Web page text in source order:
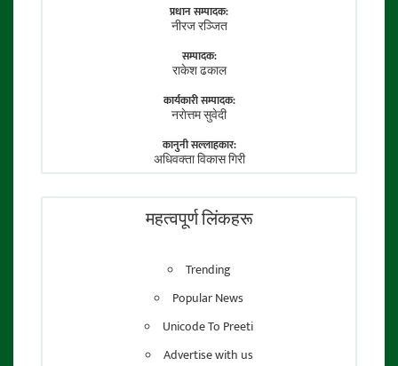
प्रधान सम्पादक:
नीरज रञ्जित
सम्पादक:
राकेश ढकाल
कार्यकारी सम्पादक:
नराेत्तम सुवेदी
कानुनी सल्लाहकार:
अधिवक्ता विकास गिरी
तेजेन्द्र श्रेष्ठ
महत्वपूर्ण लिंकहरू
Trending
Popular News
Unicode To Preeti
Advertise with us